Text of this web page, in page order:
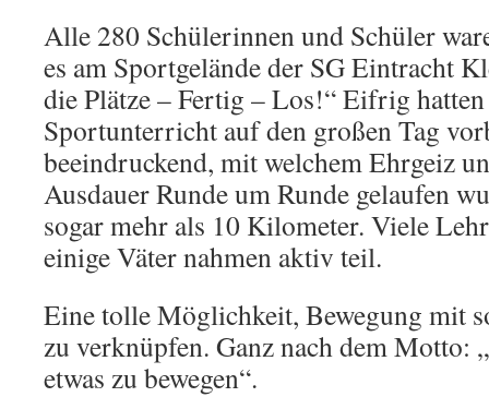
Alle 280 Schülerinnen und Schüler
es am Sportgelände der SG Eintracht
die Plätze – Fertig – Los!“ Eifrig
Sportunterricht auf den großen Tag
beeindruckend, mit welchem Ehrgeiz
Ausdauer Runde um Runde gelaufen
sogar mehr als 10 Kilometer. Viele
einige Väter nahmen aktiv teil.
Eine tolle Möglichkeit, Bewegung mit
zu verknüpfen. Ganz nach dem Motto:
etwas zu bewegen“.